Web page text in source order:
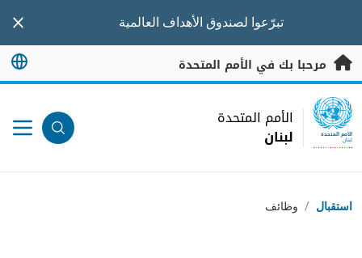
تبرّعوا لصندوق الأهداف العالمية
مرحبا بك في الأمم المتحدة
UN Logo
الأمم المتحدة
لبنان
الأمم المتحدة
لبنان
مسار التنقل
استقبال / وظائف